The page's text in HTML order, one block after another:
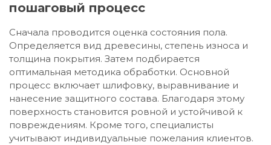
пошаговый процесс
Сначала проводится оценка состояния пола.
Определяется вид древесины, степень износа и
толщина покрытия. Затем подбирается
оптимальная методика обработки. Основной
процесс включает шлифовку, выравнивание и
нанесение защитного состава. Благодаря этому
поверхность становится ровной и устойчивой к
повреждениям. Кроме того, специалисты
учитывают индивидуальные пожелания клиентов.